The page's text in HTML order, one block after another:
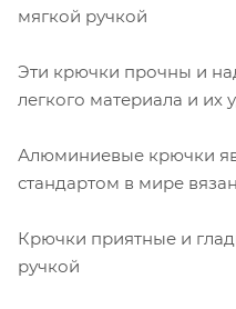
мягкой ручкой
Эти крючки прочны и
легкого материала и их
Алюминиевые крючки
стандартом в мире
Крючки приятные и
ручкой